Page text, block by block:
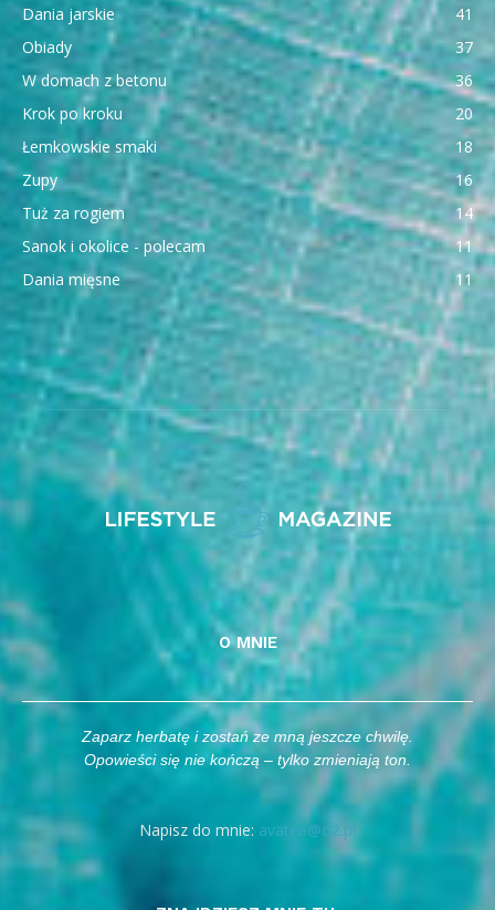
Dania jarskie
41
Obiady
37
W domach z betonu
36
Krok po kroku
20
Łemkowskie smaki
18
Zupy
16
Tuż za rogiem
14
Sanok i okolice - polecam
11
Dania mięsne
11
O MNIE
Zaparz herbatę i zostań ze mną jeszcze chwilę.
Opowieści się nie kończą – tylko zmieniają ton.
Napisz do mnie: avatea@o2.pl